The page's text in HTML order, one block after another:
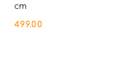
cm
Cena:
499.00